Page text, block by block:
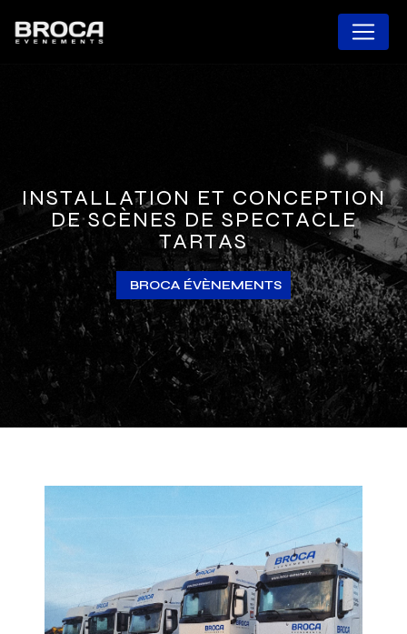
INSTALLATION ET CONCEPTION
DE SCÈNES DE SPECTACLE
TARTAS
BROCA ÉVÈNEMENTS